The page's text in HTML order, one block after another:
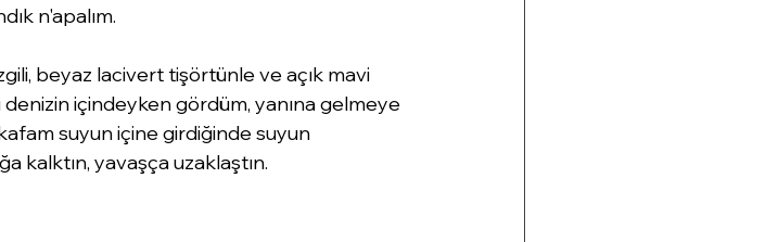
n'apalım.
beyaz lacivert tişörtünle ve açık mavi
içindeyken gördüm, yanına gelmeye
suyun içine girdiğinde suyun
kalktın, yavaşça uzaklaştın.